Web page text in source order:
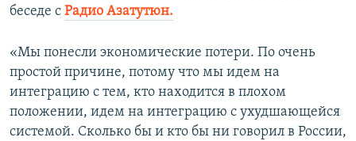
беседе с Радио Азатутюн.
«Мы понесли экономические потери. По очень
простой причине, потому что мы идем на
интеграцию с тем, кто находится в плохом
положении, идем на интеграцию с ухудшающейся
системой. Сколько бы и кто бы ни говорил в России,